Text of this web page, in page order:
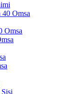
Omsa